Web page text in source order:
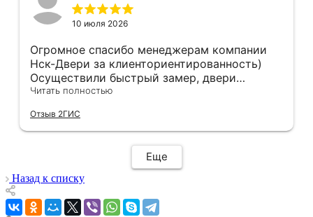
10 июля 2026
Огромное спасибо менеджерам компании
Нск-Двери за клиенториентированность)
Осуществили быстрый замер, двери
оказались в наличии. По доставке
компанию, где я могу указать удобный для
меня интервал времени, а не ждать весь
день🙏 Не могу не отметить качественный
монтаж дверей, спасибо мастеру Антону за
его труд!!!
Читать полностью
Отзыв 2ГИС
Еще
Назад к списку